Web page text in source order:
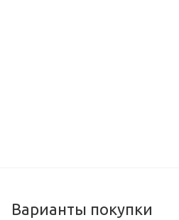
Варианты покупки